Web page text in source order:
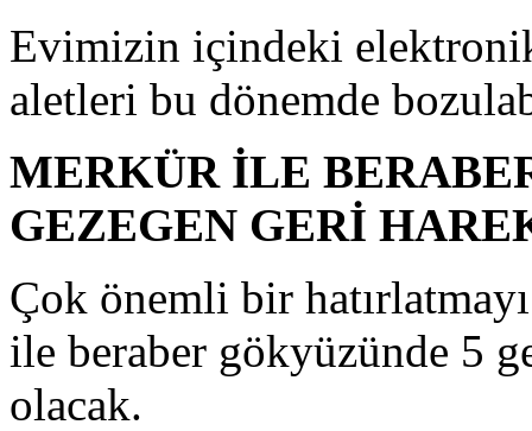
Evimizin içindeki
aletleri bu dönemde
MERKÜR İLE
GEZEGEN GERİ
Çok önemli bir
ile beraber gökyüzünde 5
olacak.